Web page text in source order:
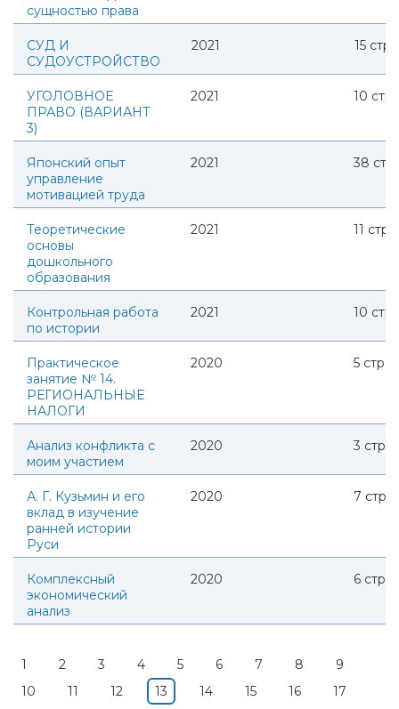
сущностью права
СУД И
СУДОУСТРОЙСТВО
2021 15 стр.
УГОЛОВНОЕ
ПРАВО (ВАРИАНТ
3)
2021 10 стр.
Японский опыт
управление
мотивацией труда
2021 38 стр.
Теоретические
основы
дошкольного
образования
2021 11 стр.
Контрольная работа
по истории
2021 10 стр.
Практическое
занятие № 14.
РЕГИОНАЛЬНЫЕ
НАЛОГИ
2020 5 стр.
Анализ конфликта с
моим участием
2020 3 стр.
А. Г. Кузьмин и его
вклад в изучение
ранней истории
Руси
2020 7 стр.
Комплексный
экономический
анализ
2020 6 стр.
1 2 3 4 5 6 7 8
9
10
11 12 13 14 15 16
17